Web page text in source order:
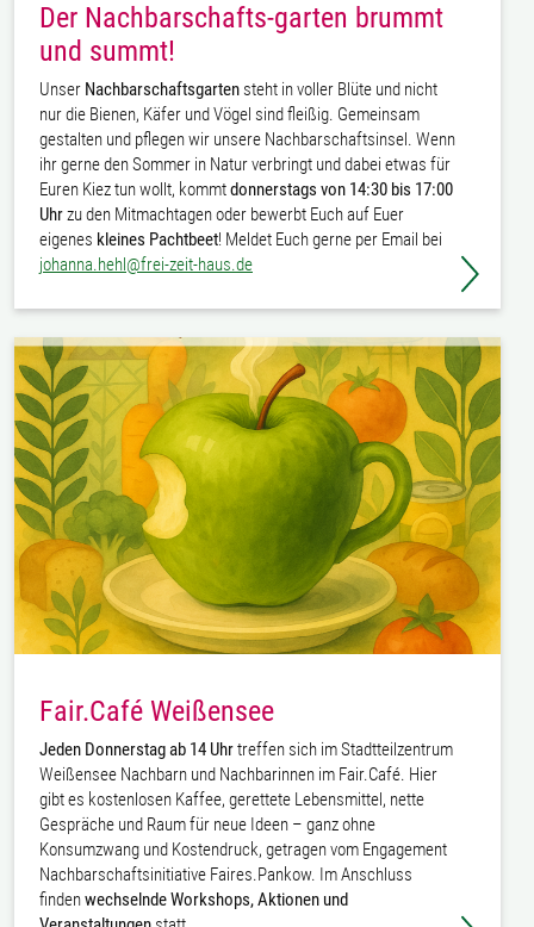
Der Nachbarschafts-garten brummt
und summt!
Unser Nachbarschaftsgarten steht in voller Blüte und nicht
nur die Bienen, Käfer und Vögel sind fleißig. Gemeinsam
gestalten und pflegen wir unsere Nachbarschaftsinsel. Wenn
ihr gerne den Sommer in Natur verbringt und dabei etwas für
Euren Kiez tun wollt, kommtdonnerstags von 14:30 bis 17:00
Uhrzu den Mitmachtagen oder bewerbt Euch auf Euer
eigenes kleines Pachtbeet! Meldet Euch gerne per Email bei
johanna.hehl@frei-zeit-haus.de
Fair.Café Weißensee
Jeden Donnerstag ab 14 Uhrtreffen sich im Stadtteilzentrum
Weißensee Nachbarn und Nachbarinnen im Fair.Café. Hier
gibt es kostenlosen Kaffee, gerettete Lebensmittel, nette
Gespräche und Raum für neue Ideen – ganz ohne
Konsumzwang und Kostendruck, getragen vom Engagement
Nachbarschaftsinitiative Faires.Pankow. Im Anschluss
findenwechselnde Workshops, Aktionen und